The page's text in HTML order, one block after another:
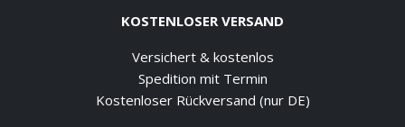
KOSTENLOSER VERSAND
Versichert & kostenlos
Spedition mit Termin
Kostenloser Rückversand (nur DE)